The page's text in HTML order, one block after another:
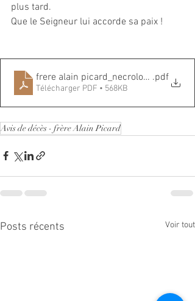
plus tard.
Que le Seigneur lui accorde sa paix !
frere alain picard_necrologie_.pdf
Télécharger PDF • 568KB
Avis de décès - frère Alain Picard
Posts récents Voir tout